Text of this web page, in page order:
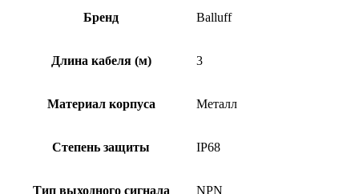
Бренд Balluff
Длина кабеля (м) 3
Материал корпуса Металл
Степень защиты IP68
Тип выходного сигнала NPN